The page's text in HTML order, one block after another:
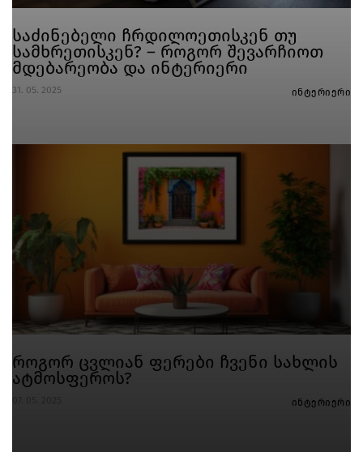
საძინებელი ჩრდილოეთისკენ თუ
სამხრეთისკენ? – როგორ შევარჩიოთ
მდებარეობა და ინტერიერი
31. 05. 2025 ინტერიერი
როგორ ცვლიან ფერები ჩვენი სახლის
ატმოსფეროს?
ინტერიერი